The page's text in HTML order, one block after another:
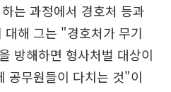
는 과정에서 경호처 등과
해 그는 "경호처가 무기
방해하면 형사처벌 대상이
공무원들이 다치는 것"이